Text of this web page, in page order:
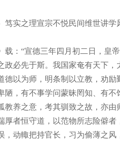
实之理宣宗不悦民间维世讲学
：“宣德三年四月初二日，皇帝
政必先于斯。我国家奄有天下
德以为师，明条制以立教，劝
陋，有不事学问蒙昧罔知、有
教养之意，考其驯致之故，亦
厚者恒守道，以范物所志险僻
，动輙把持官长，习为偷薄之